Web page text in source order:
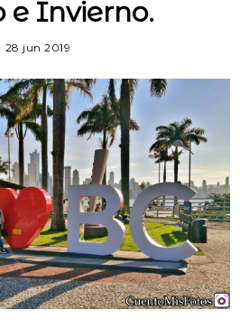
e Invierno.
28 jun 2019